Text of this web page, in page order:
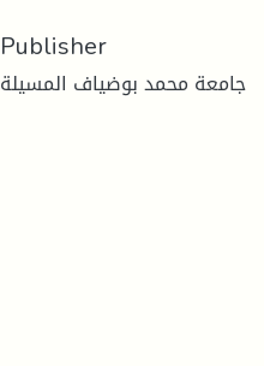
Publisher
جامعة محمد بوضياف المسيلة